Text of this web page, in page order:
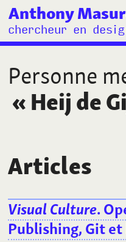
Anthony
chercheur en
Personne
« Heij de
Articles
Visual Culture.
Publishing, Git